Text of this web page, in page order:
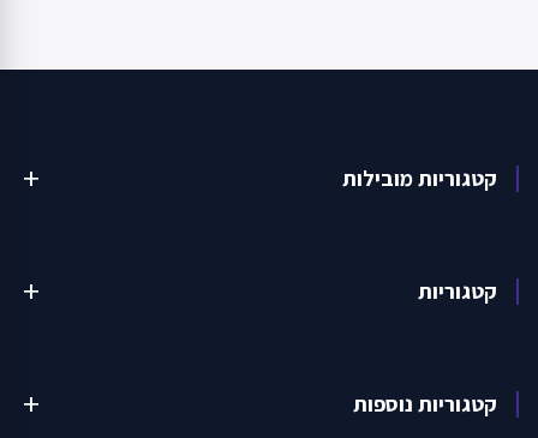
קטגוריות מובילות add
קטגוריות add
קטגוריות נוספות add